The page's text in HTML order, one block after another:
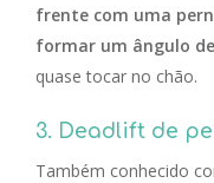
frente com uma
formar um ângulo de
quase tocar no chão.
3. Deadlift de
Também conhecido